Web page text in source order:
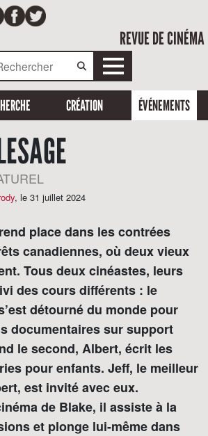
REVUE DE CINÉMA
CRÉATION ÉVÉNEMENTS
, le 31 juillet 2024
place dans les contrées
canadiennes, où deux vieux
Tous deux cinéastes, leurs
des cours différents : le
détourné du monde pour
documentaires sur support
le second, Albert, écrit les
pour enfants. Jeff, le meilleur
est invité avec eux.
de Blake, il assiste à la
et plonge lui-même dans